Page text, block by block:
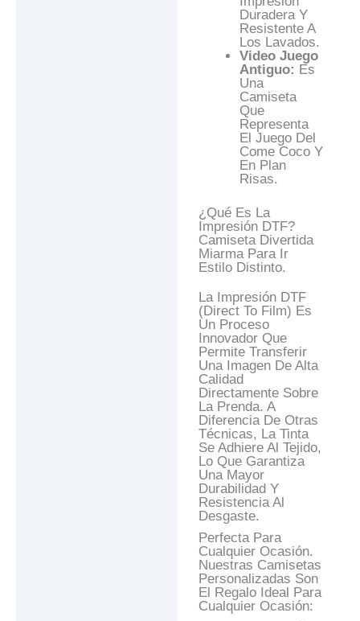
Duradera Y
Resistente A
Los Lavados.
Video Juego
Antiguo: Es
Una
Camiseta
Que
Representa
El Juego Del
Come Coco Y
En Plan
Risas.
¿Qué Es La
Impresión DTF?
Camiseta Divertida
Miarma Para Ir
Estilo Distinto.
La Impresión DTF
(Direct To Film) Es
Un Proceso
Innovador Que
Permite Transferir
Una Imagen De Alta
Calidad
Directamente Sobre
La Prenda. A
Diferencia De Otras
Técnicas, La Tinta
Se Adhiere Al Tejido,
Lo Que Garantiza
Una Mayor
Durabilidad Y
Resistencia Al
Desgaste.
Perfecta Para
Cualquier Ocasión.
Nuestras Camisetas
Personalizadas Son
El Regalo Ideal Para
Cualquier Ocasión: